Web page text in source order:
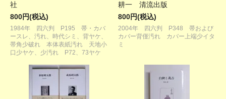
社
800円(税込)
1984年 四六判 P195 帯・カバ
ースレ、汚れ、時代シミ、背ヤケ、
帯角少破れ 本体表紙汚れ 天地小
口少ヤケ、少汚れ P72、73ヤケ
耕一 清流出版
800円(税込)
2004年 四六判 P348 帯および
カバー背僅汚れ カバー上端少イタ
ミ